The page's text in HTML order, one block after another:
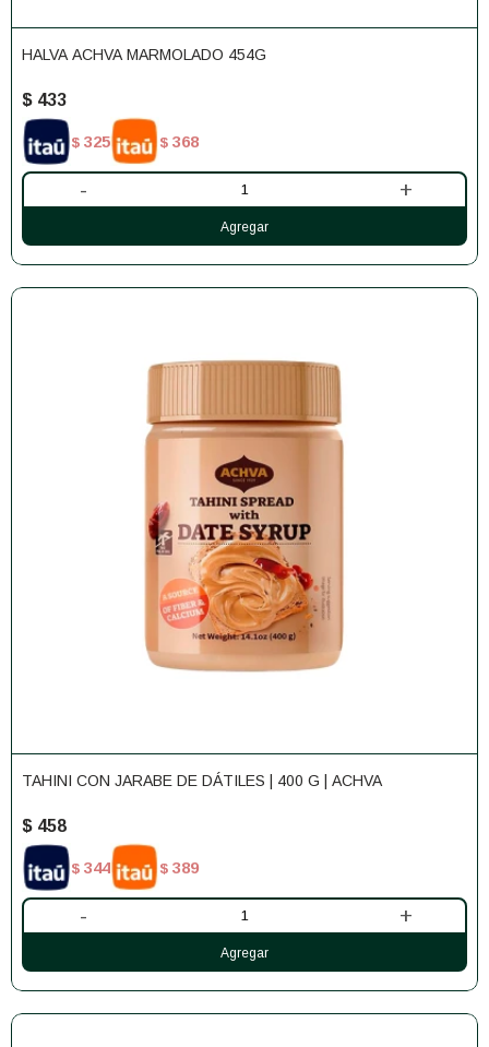
HALVA ACHVA MARMOLADO 454G
$ 433
$ 325 $ 368
- +
TAHINI CON JARABE DE DÁTILES | 400 G | ACHVA
$ 458
$ 344 $ 389
- +